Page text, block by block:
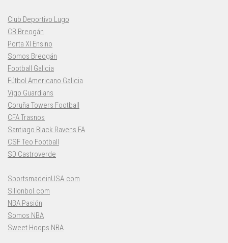
Club Deportivo Lugo
CB Breogán
Porta XI Ensino
Somos Breogán
Football Galicia
Fútbol Americano Galicia
Vigo Guardians
Coruña Towers Football
CFA Trasnos
Santiago Black Ravens FA
CSF Teo Football
SD Castroverde
SportsmadeinUSA.com
Sillonbol.com
NBA Pasión
Somos NBA
Sweet Hoops NBA